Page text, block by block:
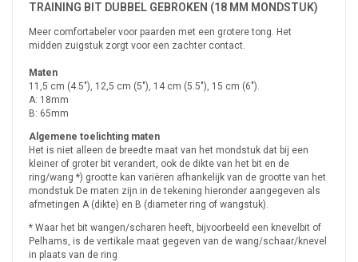
TRAINING BIT DUBBEL GEBROKEN (18 MM MONDSTUK)
Meer comfortabeler voor paarden met een grotere tong. Het
midden zuigstuk zorgt voor een zachter contact.
Maten
11,5 cm (4.5"), 12,5 cm (5"), 14 cm (5.5"), 15 cm (6").
A: 18mm
B: 65mm
Algemene toelichting maten
Het is niet alleen de breedte maat van het mondstuk dat bij een
kleiner of groter bit verandert, ook de dikte van het bit en de
ring/wang *) grootte kan variëren afhankelijk van de grootte van het
mondstuk De maten zijn in de tekening hieronder aangegeven als
afmetingen A (dikte) en B (diameter ring of wangstuk).
* Waar het bit wangen/scharen heeft, bijvoorbeeld een knevelbit of
Pelhams, is de vertikale maat gegeven van de wang/schaar/knevel
in plaats van de ring